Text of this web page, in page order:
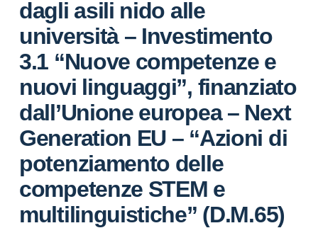
dagli asili nido alle
università – Investimento
3.1 “Nuove competenze e
nuovi linguaggi”, finanziato
dall’Unione europea – Next
Generation EU – “Azioni di
potenziamento delle
competenze STEM e
multilinguistiche” (D.M.65)